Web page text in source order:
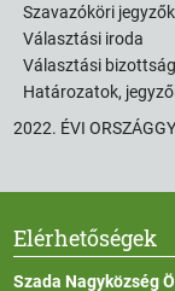
Szavazóköri
Választási iroda
Választási bizottság
Határozatok,
2022. ÉVI
Elérhetőségek
Szada Nagyközség